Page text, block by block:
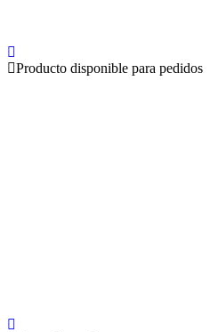
Producto disponible para pedidos